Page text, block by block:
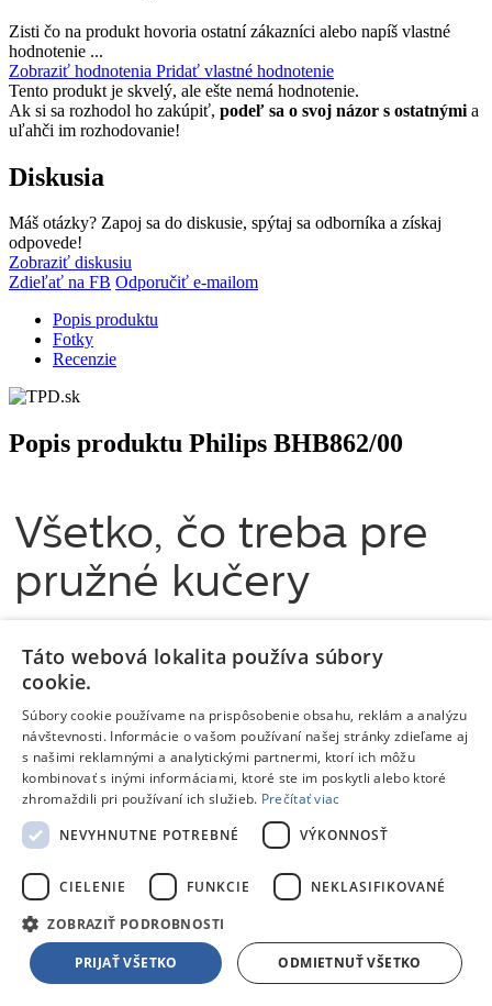
Zisti čo na produkt hovoria ostatní zákazníci alebo napíš vlastné
hodnotenie ...
Zobraziť hodnotenia Pridať vlastné hodnotenie
Tento produkt je skvelý, ale ešte nemá hodnotenie.
Ak si sa rozhodol ho zakúpiť, podeľ sa o svoj názor s ostatnými a
uľahči im rozhodovanie!
Diskusia
Máš otázky? Zapoj sa do diskusie, spýtaj sa odborníka a získaj
odpovede!
Zobraziť diskusiu
Zdieľať na FB Odporučiť e-mailom
Popis produktu
Fotky
Recenzie
Popis produktu Philips BHB862/00
Všetko, čo treba pre
pružné kučery
Vytvorenie úžasných kučier ešte nikdy nebolo
jednoduchšie. Prameň vlasov stačí jednoducho ovinúť
vždy túžili. Keramická vrstva dodáva vlasom lesklý
a žiarivý vzhľad, pričom ich zanecháva pružné, krásne
a plné života.
16 mm valec
Obrázky z
360 View
Táto webová lokalita používa súbory
cookie.
Súbory cookie používame na prispôsobenie obsahu, reklám a analýzu
návštevnosti. Informácie o vašom používaní našej stránky zdieľame aj
s našimi reklamnými a analytickými partnermi, ktorí ich môžu
kombinovať s inými informáciami, ktoré ste im poskytli alebo ktoré
zhromaždili pri používaní ich služieb. Prečítať viac
NEVYHNUTNE POTREBNÉ
VÝKONNOSŤ
CIELENIE FUNKCIE NEKLASIFIKOVANÉ
ZOBRAZIŤ PODROBNOSTI
PRIJAŤ VŠETKO ODMIETNUŤ VŠETKO